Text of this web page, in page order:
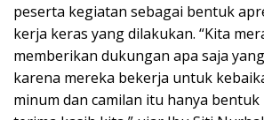
peserta kegiatan sebagai bentuk
kerja keras yang dilakukan. “Kita
memberikan dukungan apa saja
karena mereka bekerja untuk
minum dan camilan itu hanya bentuk